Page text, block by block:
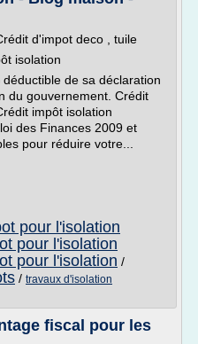
d'impot deco , tuile
isolation
de sa déclaration
du gouvernement. Crédit
impôt isolation
des Finances 2009 et
pour réduire votre...
pour l'isolation
pour l'isolation
pour l'isolation /
/ travaux d'isolation
fiscal pour les